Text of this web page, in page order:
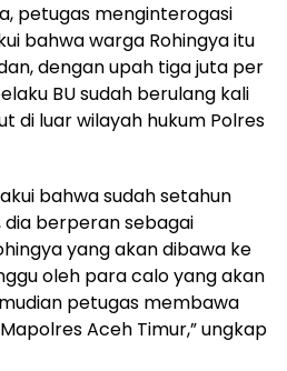
petugas menginterogasi
bahwa warga Rohingya itu
dengan upah tiga juta per
BU sudah berulang kali
di luar wilayah hukum Polres
bahwa sudah setahun
dia berperan sebagai
yang akan dibawa ke
oleh para calo yang akan
petugas membawa
Aceh Timur,” ungkap